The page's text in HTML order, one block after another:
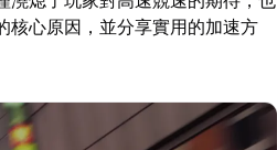
核心原因，並分享實用的加速方